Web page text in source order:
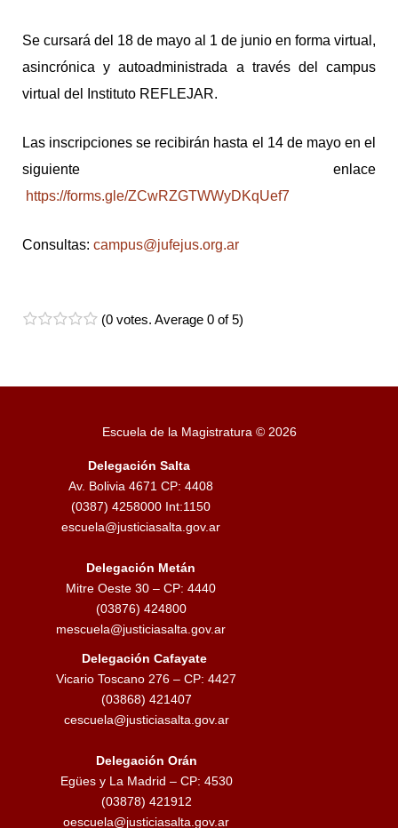
Se cursará del 18 de mayo al 1 de junio en forma virtual,
asincrónica y autoadministrada a través del campus
virtual del Instituto REFLEJAR.
Las inscripciones se recibirán hasta el 14 de mayo en el
siguiente enlace
https://forms.gle/ZCwRZGTWWyDKqUef7
Consultas: campus@jufejus.org.ar
(0 votes. Average 0 of 5)
Escuela de la Magistratura © 2026
Delegación Salta
Av. Bolivia 4671 CP: 4408
(0387) 4258000 Int:1150
escuela@justiciasalta.gov.ar
Delegación Metán
Mitre Oeste 30 – CP: 4440
(03876) 424800
mescuela@justiciasalta.gov.ar
Delegación Cafayate
Vicario Toscano 276 – CP: 4427
(03868) 421407
cescuela@justiciasalta.gov.ar
Delegación Orán
Egües y La Madrid – CP: 4530
(03878) 421912
oescuela@justiciasalta.gov.ar